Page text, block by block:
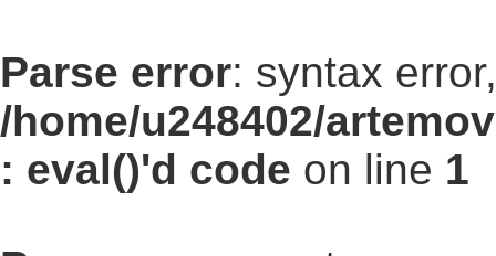
Parse error: syntax
/home/u248402/
: eval()'d code on line 1